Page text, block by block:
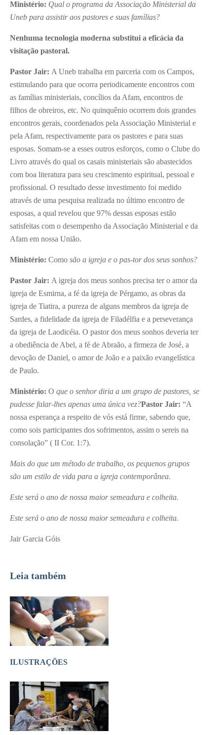
Ministério: Qual o programa da Associação Ministerial da
Uneb para assistir aos pastores e suas famílias?
Nenhuma tecnologia moderna substitui a eficácia da
visitação pastoral.
Pastor Jair: A Uneb trabalha em parceria com os Campos,
estimulando para que ocorra periodicamente encontros com
as famílias ministeriais, concílios da Afam, encontros de
filhos de obreiros, etc. No quinquênio ocorrem dois grandes
encontros gerais, coordenados pela Associação Ministerial e
pela Afam, respectivamente para os pastores e para suas
esposas. Somam-se a esses outros esforços, como o Clube do
Livro através do qual os casais ministeriais são abastecidos
com boa literatura para seu crescimento espiritual, pessoal e
profissional. O resultado desse investimento foi medido
através de uma pesquisa realizada no último encontro de
esposas, a qual revelou que 97% dessas esposas estão
satisfeitas com o desempenho da Associação Ministerial e da
Afam em nossa União.
Ministério: Como são a igreja e o pas-tor dos seus sonhos?
Pastor Jair: A igreja dos meus sonhos precisa ter o amor da
igreja de Esmirna, a fé da igreja de Pérgamo, as obras da
igreja de Tiatira, a pureza de alguns membros da igreja de
Sardes, a fidelidade da igreja de Filadélfia e a perseverança
da igreja de Laodicéia. O pastor dos meus sonhos deveria ter
a obediência de Abel, a fé de Abraão, a firmeza de José, a
devoção de Daniel, o amor de João e a paixão evangelística
de Paulo.
Ministério: O que o senhor diria a um grupo de pastores, se
pudesse falar-lhes apenas uma única vez?Pastor Jair: “A
nossa esperança a respeito de vós está firme, sabendo que,
como sois participantes dos sofrimentos, assim o sereis na
consolação” ( II Cor. 1:7).
Mais do que um método de trabalho, os pequenos grupos
são um estilo de vida para a igreja contemporânea.
Este será o ano de nossa maior semeadura e colheita.
Este será o ano de nossa maior semeadura e colheita.
Jair Garcia Góis
Leia também
ILUSTRAÇÕES